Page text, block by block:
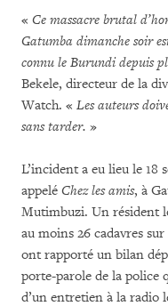
« Ce massacre brutal
Gatumba dimanche soir
connu le Burundi depuis
Bekele, directeur de la
Watch. « Les auteurs
sans tarder. »
L’incident a eu lieu le 18
appelé Chez les amis, à
Mutimbuzi. Un résident
au moins 26 cadavres
ont rapporté un bilan
porte-parole de la police
d’un entretien à la radio